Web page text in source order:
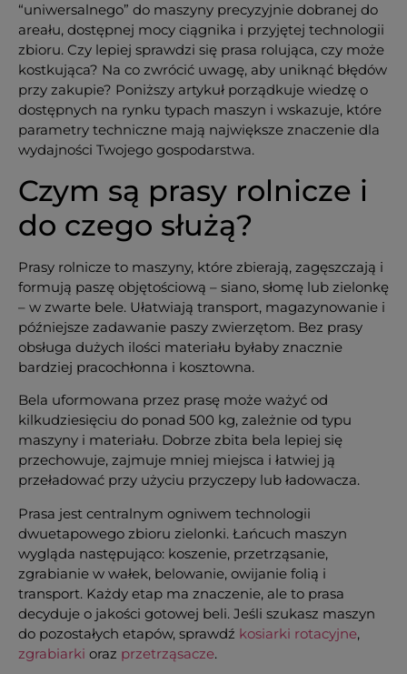
“uniwersalnego” do maszyny precyzyjnie dobranej do
areału, dostępnej mocy ciągnika i przyjętej technologii
zbioru. Czy lepiej sprawdzi się prasa rolująca, czy może
kostkująca? Na co zwrócić uwagę, aby uniknąć błędów
przy zakupie? Poniższy artykuł porządkuje wiedzę o
dostępnych na rynku typach maszyn i wskazuje, które
parametry techniczne mają największe znaczenie dla
wydajności Twojego gospodarstwa.
Czym są prasy rolnicze i
do czego służą?
Prasy rolnicze to maszyny, które zbierają, zagęszczają i
formują paszę objętościową – siano, słomę lub zielonkę
– w zwarte bele. Ułatwiają transport, magazynowanie i
późniejsze zadawanie paszy zwierzętom. Bez prasy
obsługa dużych ilości materiału byłaby znacznie
bardziej pracochłonna i kosztowna.
Bela uformowana przez prasę może ważyć od
kilkudziesięciu do ponad 500 kg, zależnie od typu
maszyny i materiału. Dobrze zbita bela lepiej się
przechowuje, zajmuje mniej miejsca i łatwiej ją
przeładować przy użyciu przyczepy lub ładowacza.
Prasa jest centralnym ogniwem technologii
dwuetapowego zbioru zielonki. Łańcuch maszyn
wygląda następująco: koszenie, przetrząsanie,
zgrabianie w wałek, belowanie, owijanie folią i
transport. Każdy etap ma znaczenie, ale to prasa
decyduje o jakości gotowej beli. Jeśli szukasz maszyn
do pozostałych etapów, sprawdź kosiarki rotacyjne,
zgrabiarki oraz przetrząsacze.